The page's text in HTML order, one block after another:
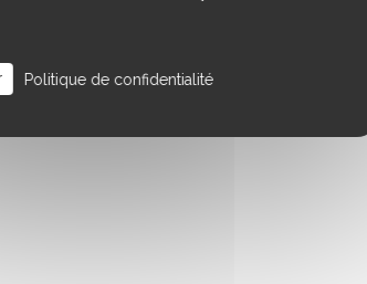
Politique de confidentialité